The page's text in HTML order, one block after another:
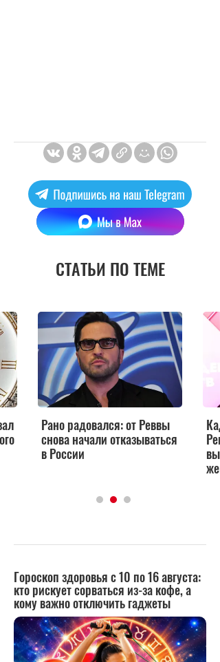
СТАТЬИ ПО ТЕМЕ
Рано радовался: от Реввы
снова начали отказываться
в России